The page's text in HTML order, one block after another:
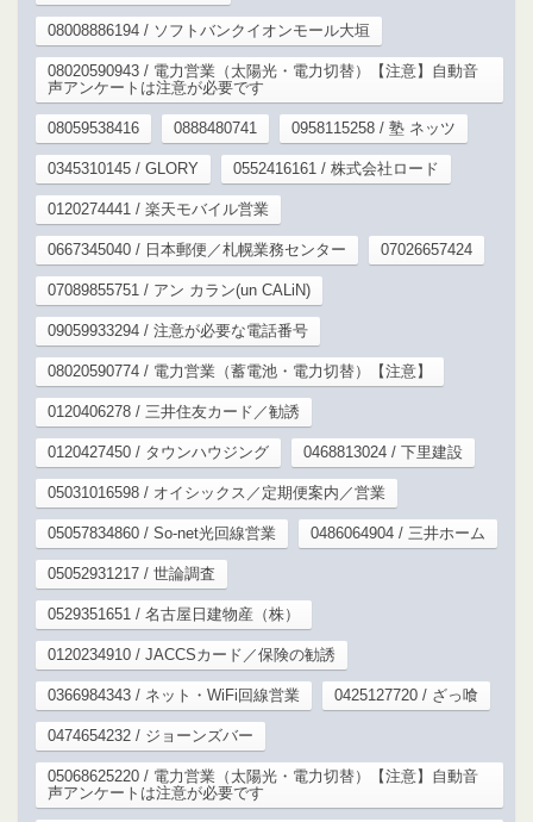
08008886194 / ソフトバンクイオンモール大垣
08020590943 / 電力営業（太陽光・電力切替）【注意】自動音
声アンケートは注意が必要です
08059538416 0888480741 0958115258 / 塾 ネッツ
0345310145 / GLORY 0552416161 / 株式会社ロード
0120274441 / 楽天モバイル営業
0667345040 / 日本郵便／札幌業務センター 07026657424
07089855751 / アン カラン(un CALiN)
09059933294 / 注意が必要な電話番号
08020590774 / 電力営業（蓄電池・電力切替）【注意】
0120406278 / 三井住友カード／勧誘
0120427450 / タウンハウジング 0468813024 / 下里建設
05031016598 / オイシックス／定期便案内／営業
05057834860 / So-net光回線営業 0486064904 / 三井ホーム
05052931217 / 世論調査
0529351651 / 名古屋日建物産（株）
0120234910 / JACCSカード／保険の勧誘
0366984343 / ネット・WiFi回線営業 0425127720 / ざっ喰
0474654232 / ジョーンズバー
05068625220 / 電力営業（太陽光・電力切替）【注意】自動音
声アンケートは注意が必要です